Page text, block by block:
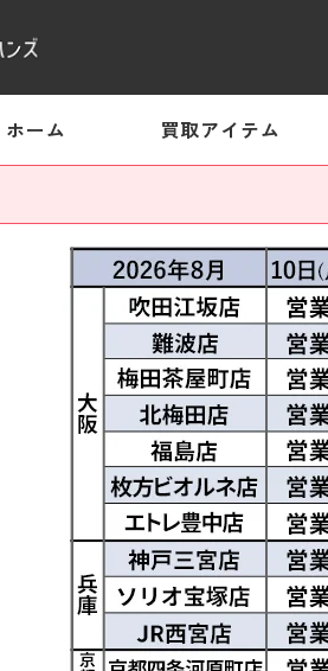
ホーム 買取アイテム